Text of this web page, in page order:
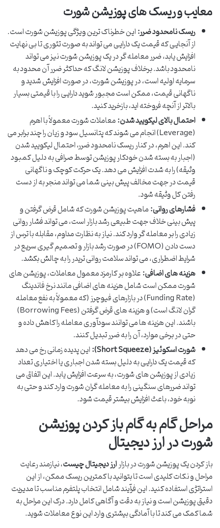
معایب و ریسک های پوزیشن شورت
ریسک نامحدود ضرر:این خطرناک ترین ویژگی پوزیشن شورت است.
از آنجایی که قیمت یک دارایی می تواند به صورت تئوری تا بی نهایت
افزایش یابد، ضرر معامله گر در یک پوزیشن شورت نیز می تواند
نامحدود باشد. برخلاف پوزیشن لانگ که حداکثر ضرر آن محدود به
سرمایه اولیه است، در پوزیشن شورت، در صورت افزایش شدید و
ناگهانی قیمت، ممکن است مجبور شوید دارایی را با قیمتی بسیار
بالاتر از آنچه فروخته اید، بازخرید کنید.
احتمال بالای لیکویید شدن:معاملات شورت معمولاً با اهرم
(Leverage) انجام می شوند که پتانسیل سود و زیان را چند برابر می
کند. این اهرم، در کنار ریسک نامحدود ضرر، احتمال لیکویید شدن
(اجبار به بسته شدن خودکار پوزیشن توسط صرافی به دلیل کمبود
وثیقه) را به شدت افزایش می دهد. یک حرکت کوچک و ناگهانی
قیمت در جهت مخالف پیش بینی شما می تواند منجر به از دست
رفتن کل وثیقه شود.
فشارهای روانی:ماهیت پوزیشن شورت که شامل قرض گرفتن و
پیش بینی خلاف جهت طبیعی رشد بازار است، می تواند فشار روانی
زیادی را بر معامله گر وارد کند. نیاز به نظارت مداوم، مقابله با ترس از
دست دادن (FOMO) در صورت رشد بازار و تصمیم گیری سریع در
شرایط اضطراری، می تواند سلامت روانی تریدر را به چالش بکشد.
هزینه های اضافی:علاوه بر کارمزد معمول معاملات، پوزیشن های
شورت ممکن است شامل هزینه های اضافی مانند نرخ فاندینگ
(Funding Rate) در بازارهای فیوچرز (که معمولاً به نفع معامله
گران لانگ است) و هزینه های قرض گرفتن (Borrowing Fees)
باشند. این هزینه ها می توانند سودآوری معامله را کاهش داده و
حتی در برخی موارد، آن را به ضرر تبدیل کنند.
شورت اسکوئیز (Short Squeeze):
این پدیده زمانی رخ می دهد
که قیمت یک دارایی به دلیل بسته شدن اجباری یا اختیاری تعداد
زیادی از پوزیشن های شورت، به سرعت افزایش یابد. این اتفاق می
تواند ضررهای سنگینی را به معامله گران شورت وارد کند و حتی به
نوبه خود، باعث افزایش بیشتر قیمت شود.
مراحل گام به گام باز کردن پوزیشن
شورت در ارز دیجیتال
باز کردن یک پوزیشن شورت در بازارارز دیجیتال چیست، نیازمند رعایت
مراحل و نکات کلیدی است تا بتوانید با کمترین ریسک ممکن، از این
استراتژی استفاده کنید. این فرآیند شامل انتخاب پلتفرم مناسب تا مدیریت
دقیق پوزیشن است و نیاز به دقت و آگاهی کامل دارد. درک این مراحل به
شما کمک می کند تا با آمادگی بیشتری وارد این نوع معاملات شوید.